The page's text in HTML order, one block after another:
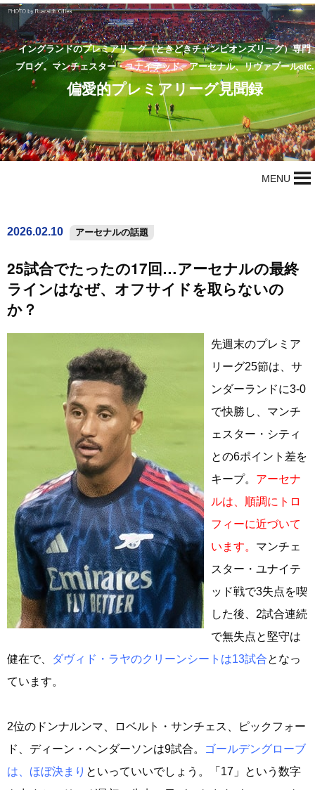
イングランドのプレミアリーグ（ときどきチャンピオンズリーグ）専門
ブログ。マンチェスター・ユナイテッド、アーセナル、リヴァプールetc.
偏愛的プレミアリーグ見聞録
MENU
2026.02.10 アーセナルの話題
25試合でたったの17回…アーセナルの最終
ラインはなぜ、オフサイドを取らないの
か？
先週末のプレミア
リーグ25節は、サ
ンダーランドに3-0
で快勝し、マンチ
ェスター・シティ
との6ポイント差を
キープ。 アーセナ
ルは、順調にトロ
フィーに近づいて
います。 マンチェ
スター・ユナイテ
ッド戦で3失点を喫
した後、2試合連続
で無失点と堅守は
健在で、
ダヴィド・ラヤのクリーンシートは13試合となっ
ています。
2位のドンナルンマ、ロベルト・サンチェス、ピックフォー
ド、ディーン・ヘンダーソンは9試合。
ゴールデングローブ
は、ほぼ決まり といっていいでしょう。「17」という数字